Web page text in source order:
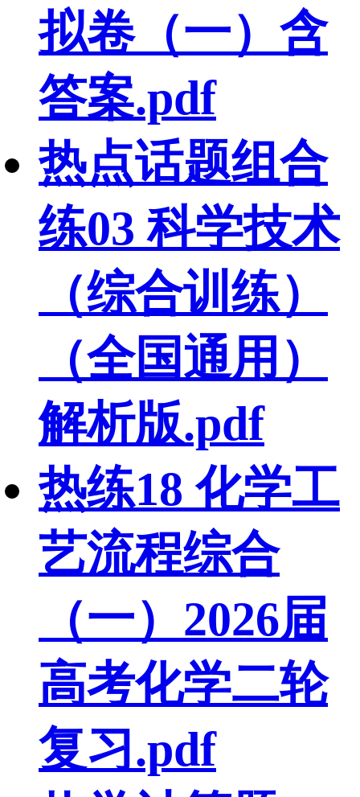
拟卷（一）含
答案.pdf
热点话题组合
练03 科学技术
（综合训练）
（全国通用）
解析版.pdf
热练18 化学工
艺流程综合
（一）2026届
高考化学二轮
复习.pdf